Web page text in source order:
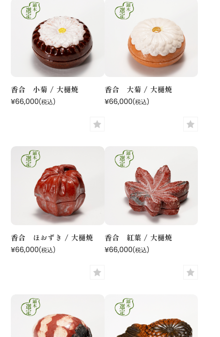
香合 小菊 / 大樋焼
¥66,000(税込)
香合 大菊 / 大樋焼
¥66,000(税込)
香合 ほおずき / 大樋焼
¥66,000(税込)
香合 紅葉 / 大樋焼
¥66,000(税込)